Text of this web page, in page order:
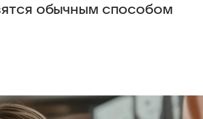
обычным способом